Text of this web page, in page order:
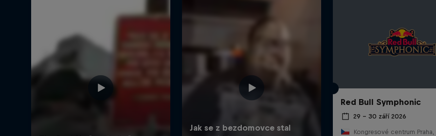
Red Bull Symphonic
29 – 30 září 2026
Kongresové centrum Praha,